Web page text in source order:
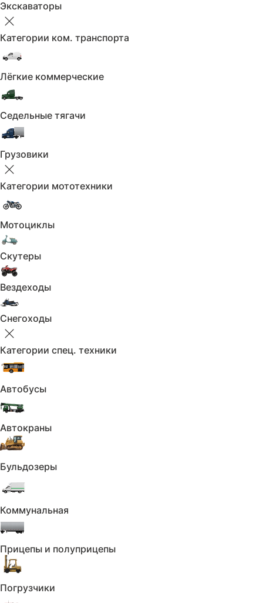
Экскаваторы
Категории ком. транспорта
Лёгкие коммерческие
Седельные тягачи
Грузовики
Категории мототехники
Мотоциклы
Скутеры
Вездеходы
Снегоходы
Категории спец. техники
Автобусы
Автокраны
Бульдозеры
Коммунальная
Прицепы и полуприцепы
Погрузчики
прямо здесь или распечатать пустой бланк
Перейти к договору
Дополнительные услуги
Допоборудование
на комплекс работ
Продажа вашего автомобиля
Покупка автомобиля
с минимальными процентами